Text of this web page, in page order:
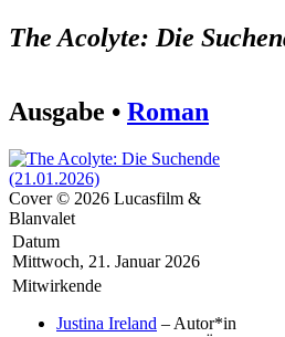
The Acolyte: Die
Ausgabe • Roman
Cover © 2026 Lucasfilm &
Blanvalet
Datum
Mittwoch, 21. Januar 2026
Mitwirkende
Justina Ireland – Autor*in